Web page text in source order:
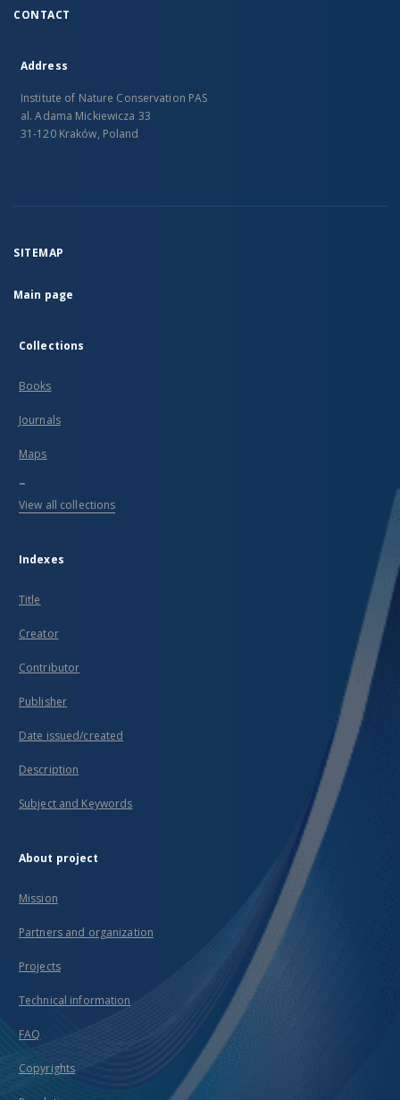
CONTACT
Address
Institute of Nature Conservation PAS
al. Adama Mickiewicza 33
31-120 Kraków, Poland
SITEMAP
Main page
Collections
Books
Journals
Maps
...
View all collections
Indexes
Title
Creator
Contributor
Publisher
Date issued/created
Description
Subject and Keywords
About project
Mission
Partners and organization
Projects
Technical information
FAQ
Copyrights